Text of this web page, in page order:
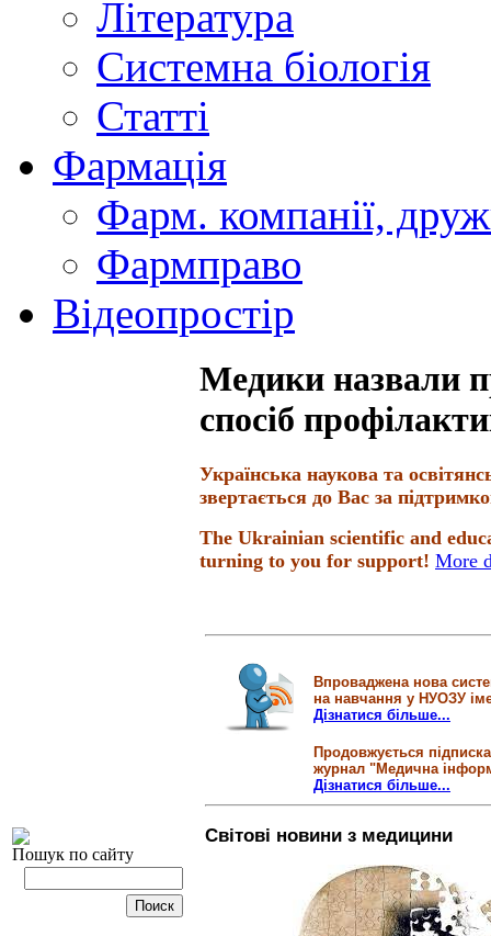
Література
Системна біологія
Статті
Фармація
Фарм. компанії,
Фармправо
Відеопростір
Пошук по сайту
Медики назвали
спосіб
Українська наукова та
звертається до Вас за
The Ukrainian scientific and
turning to you for support! More
Впроваджена нова
на навчання у НУОЗУ
Дізнатися більше...
Продовжується
журнал "Медична
Дізнатися більше...
Світові новини з медицини